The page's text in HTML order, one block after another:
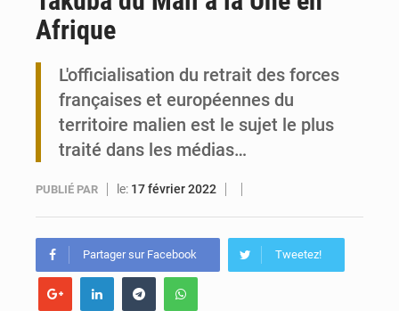
Syrie : Explosion mortelle sur un minibus à Jaramana (Damas)
Afrique
L'officialisation du retrait des forces
françaises et européennes du
territoire malien est le sujet le plus
traité dans les médias…
PUBLIÉ PAR le: 17 février 2022
Partager sur Facebook Tweetez!